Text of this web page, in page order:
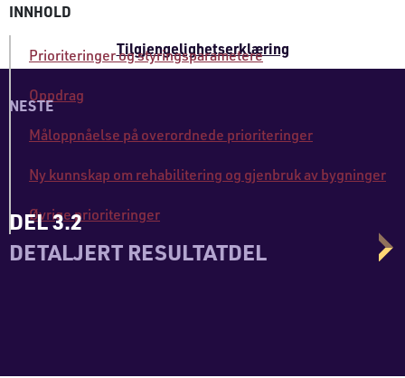
INNHOLD
Prioriteringer og styringsparametere
Oppdrag
Måloppnåelse på overordnede prioriteringer
Ny kunnskap om rehabilitering og gjenbruk av bygninger
Øvrige prioriteringer
Tilgjengelighetserklæring
NESTE
DEL 3.2
DETALJERT RESULTATDEL